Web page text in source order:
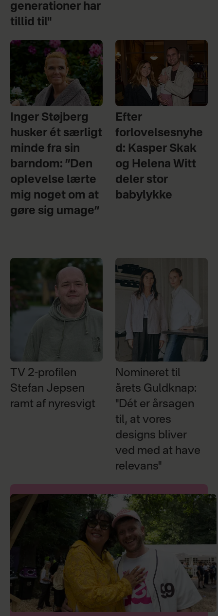
generationer har
tillid til"
Inger Støjberg
husker ét særligt
minde fra sin
barndom: ”Den
oplevelse lærte
mig noget om at
gøre sig umage”
Efter
forlovelsesnyhe
d: Kasper Skak
og Helena Witt
deler stor
babylykke
TV 2-profilen
Stefan Jepsen
ramt af nyresvigt
Nomineret til
årets Guldknap:
"Dét er årsagen
til, at vores
designs bliver
ved med at have
relevans"